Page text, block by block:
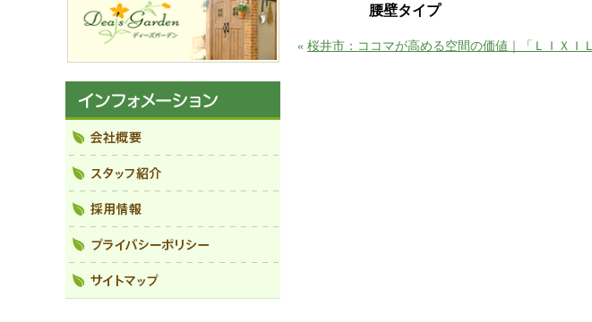
腰壁タイプ
« 桜井市：ココマが高める空間の価値｜「ＬＩＸ